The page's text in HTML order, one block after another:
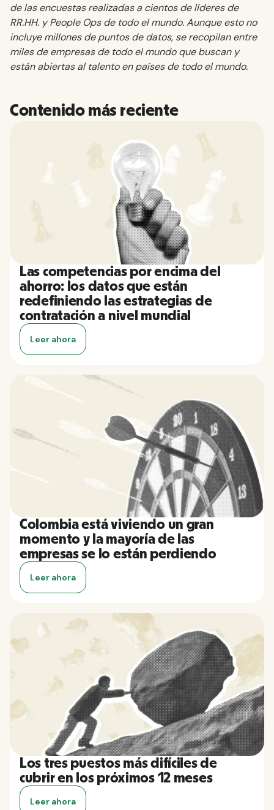
de las encuestas realizadas a cientos de líderes de
RR.HH. y People Ops de todo el mundo. Aunque esto no
incluye millones de puntos de datos, se recopilan entre
miles de empresas de todo el mundo que buscan y
están abiertas al talento en países de todo el mundo.
Contenido más reciente
Las competencias por encima del
ahorro: los datos que están
redefiniendo las estrategias de
contratación a nivel mundial
Leer ahora
Colombia está viviendo un gran
momento y la mayoría de las
empresas se lo están perdiendo
Leer ahora
Los tres puestos más difíciles de
cubrir en los próximos 12 meses
Leer ahora